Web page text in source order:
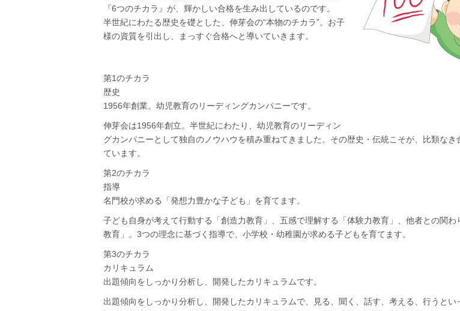
『6つのチカラ』が、輝かしい合格を生み出しているのです。
半世紀にわたる歴史を礎とした、伸芽会の“本物のチカラ”。お子
様の資質を引出し、まっすぐ合格へと導いていきます。
第1のチカラ
歴史
1956年創業。幼児教育のリーディングカンパニーです。
伸芽会は1956年創立。半世紀にわたり、幼児教育のリーディン
グカンパニーとして独自のノウハウを積み重ねてきました。その歴史・伝統こそが、比類なき
ています。
第2のチカラ
指導
名門校が求める「発想力豊かな子ども」を育てます。
子ども自身が考えて行動する「創造力教育」、五感で理解する「体験力教育」、他者との関わ
教育」。3つの理念に基づく指導で、小学校・幼稚園が求める子どもを育てます。
第3のチカラ
カリキュラム
出題傾向をしっかり分析し、開発したカリキュラムです。
出題傾向をしっかり分析し、開発したカリキュラムで、見る、聞く、話す、考える、行うとい